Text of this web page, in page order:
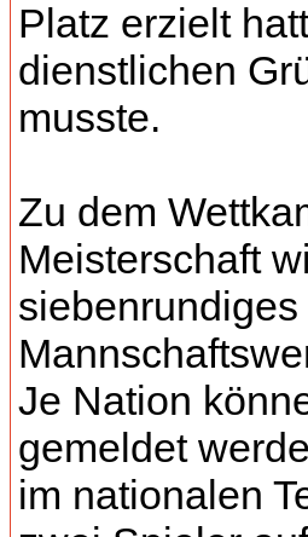
Platz erzielt
dienstlichen
musste.
Zu dem
Meisterschaft
Je Nation
gemeldet
im nationalen